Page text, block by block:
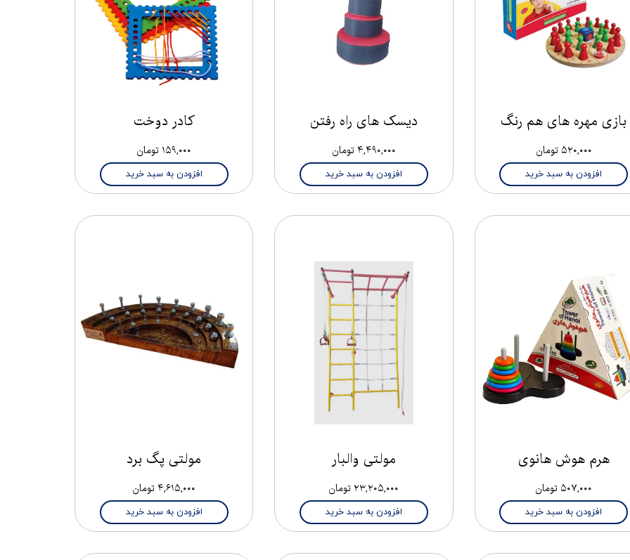
بازی مهره های هم رنگ
۵۲۰,۰۰۰ تومان
افزودن به سبد خرید
دیسک های راه رفتن
۴,۴۹۰,۰۰۰ تومان
افزودن به سبد خرید
کادر دوخت
۱۵۹,۰۰۰ تومان
افزودن به سبد خرید
هرم هوش هانوی
۵۰۷,۰۰۰ تومان
افزودن به سبد خرید
مولتی والبار
۲۳,۲۰۵,۰۰۰ تومان
افزودن به سبد خرید
مولتی پگ برد
۴,۶۱۵,۰۰۰ تومان
افزودن به سبد خرید